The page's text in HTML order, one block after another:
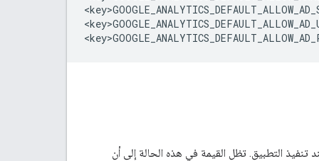
تنفيذ التطبيق. تظل القيمة في هذه الحالة إلى أن